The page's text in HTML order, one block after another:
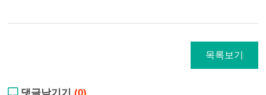
목록보기
댓글남기기(0)